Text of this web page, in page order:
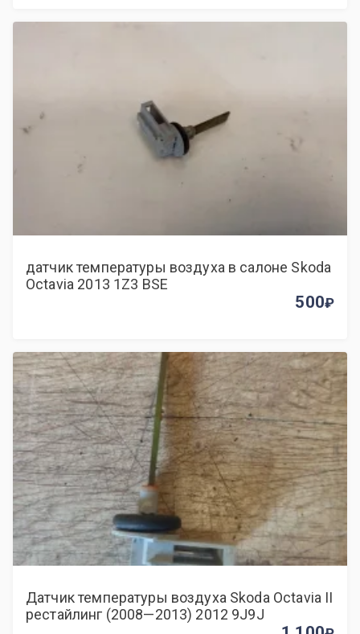
датчик температуры воздуха в салоне Skoda
Octavia 2013 1Z3 BSE
500
Датчик температуры воздуха Skoda Octavia II
рестайлинг (2008—2013) 2012 9J9J